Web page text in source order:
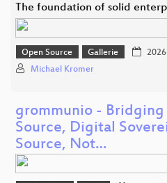
The foundation of solid
Open Source Gallerie
Michael Kromer
grommunio - Bridging
Source, Digital
Source, Not…